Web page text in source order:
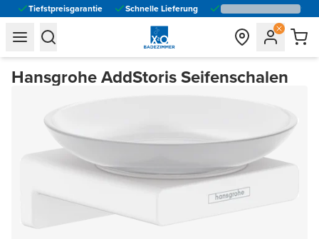
Tiefstpreisgarantie Schnelle Lieferung
general.navigation.toggle_menu.label
general.navigation.toggle_menu.label
Hansgrohe AddStoris Seifenschalen